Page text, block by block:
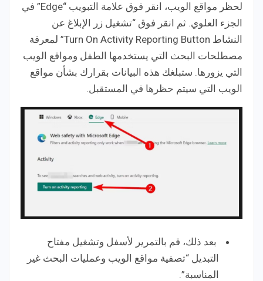
لحظر مواقع الويب، انقر فوق علامة التبويب “Edge” في
الجزء العلوي. ثم انقر فوق “تشغيل زر الإبلاغ عن
النشاط Turn On Activity Reporting Button” لمعرفة
مصطلحات البحث التي يستخدمها الطفل ومواقع الويب
التي يزورها. ستبلغك هذه البيانات بقرارك بشأن مواقع
الويب التي سيتم حظرها في المستقبل.
بعد ذلك، قم بالتمرير لأسفل وتشغيل مفتاح
التبديل “تصفية مواقع الويب وعمليات البحث غير
المناسبة”.